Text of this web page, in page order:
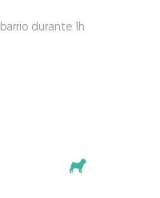
durante 1h